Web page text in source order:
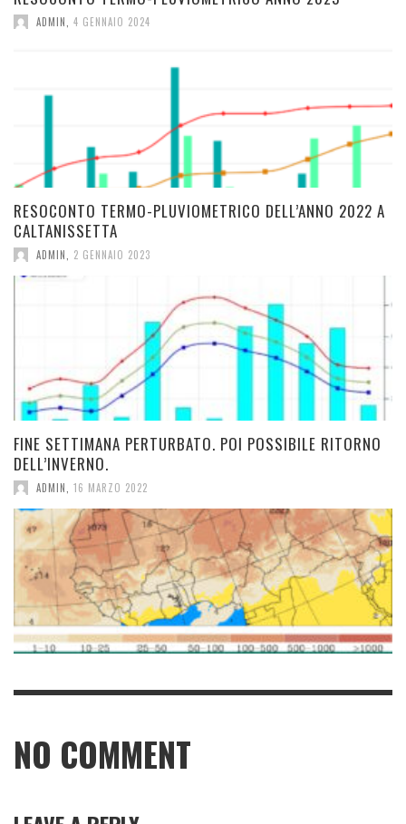
ADMIN 4 GENNAIO 2024
RESOCONTO TERMO-PLUVIOMETRICO DELL’ANNO 2022 A
CALTANISSETTA
ADMIN 2 GENNAIO 2023
FINE SETTIMANA PERTURBATO. POI POSSIBILE RITORNO
DELL’INVERNO.
ADMIN 16 MARZO 2022
NO COMMENT